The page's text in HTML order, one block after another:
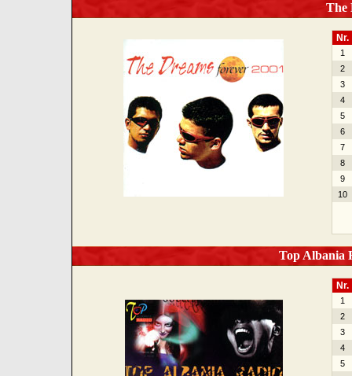
The
Nr.
1
2
3
4
5
6
7
8
9
10
Top Albania
Nr.
1
2
3
4
5